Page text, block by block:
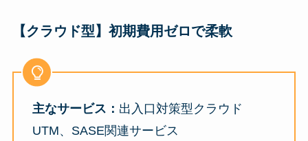
【クラウド型】初期費用ゼロで柔軟
主なサービス： 出入口対策型クラウド
UTM、SASE関連サービス